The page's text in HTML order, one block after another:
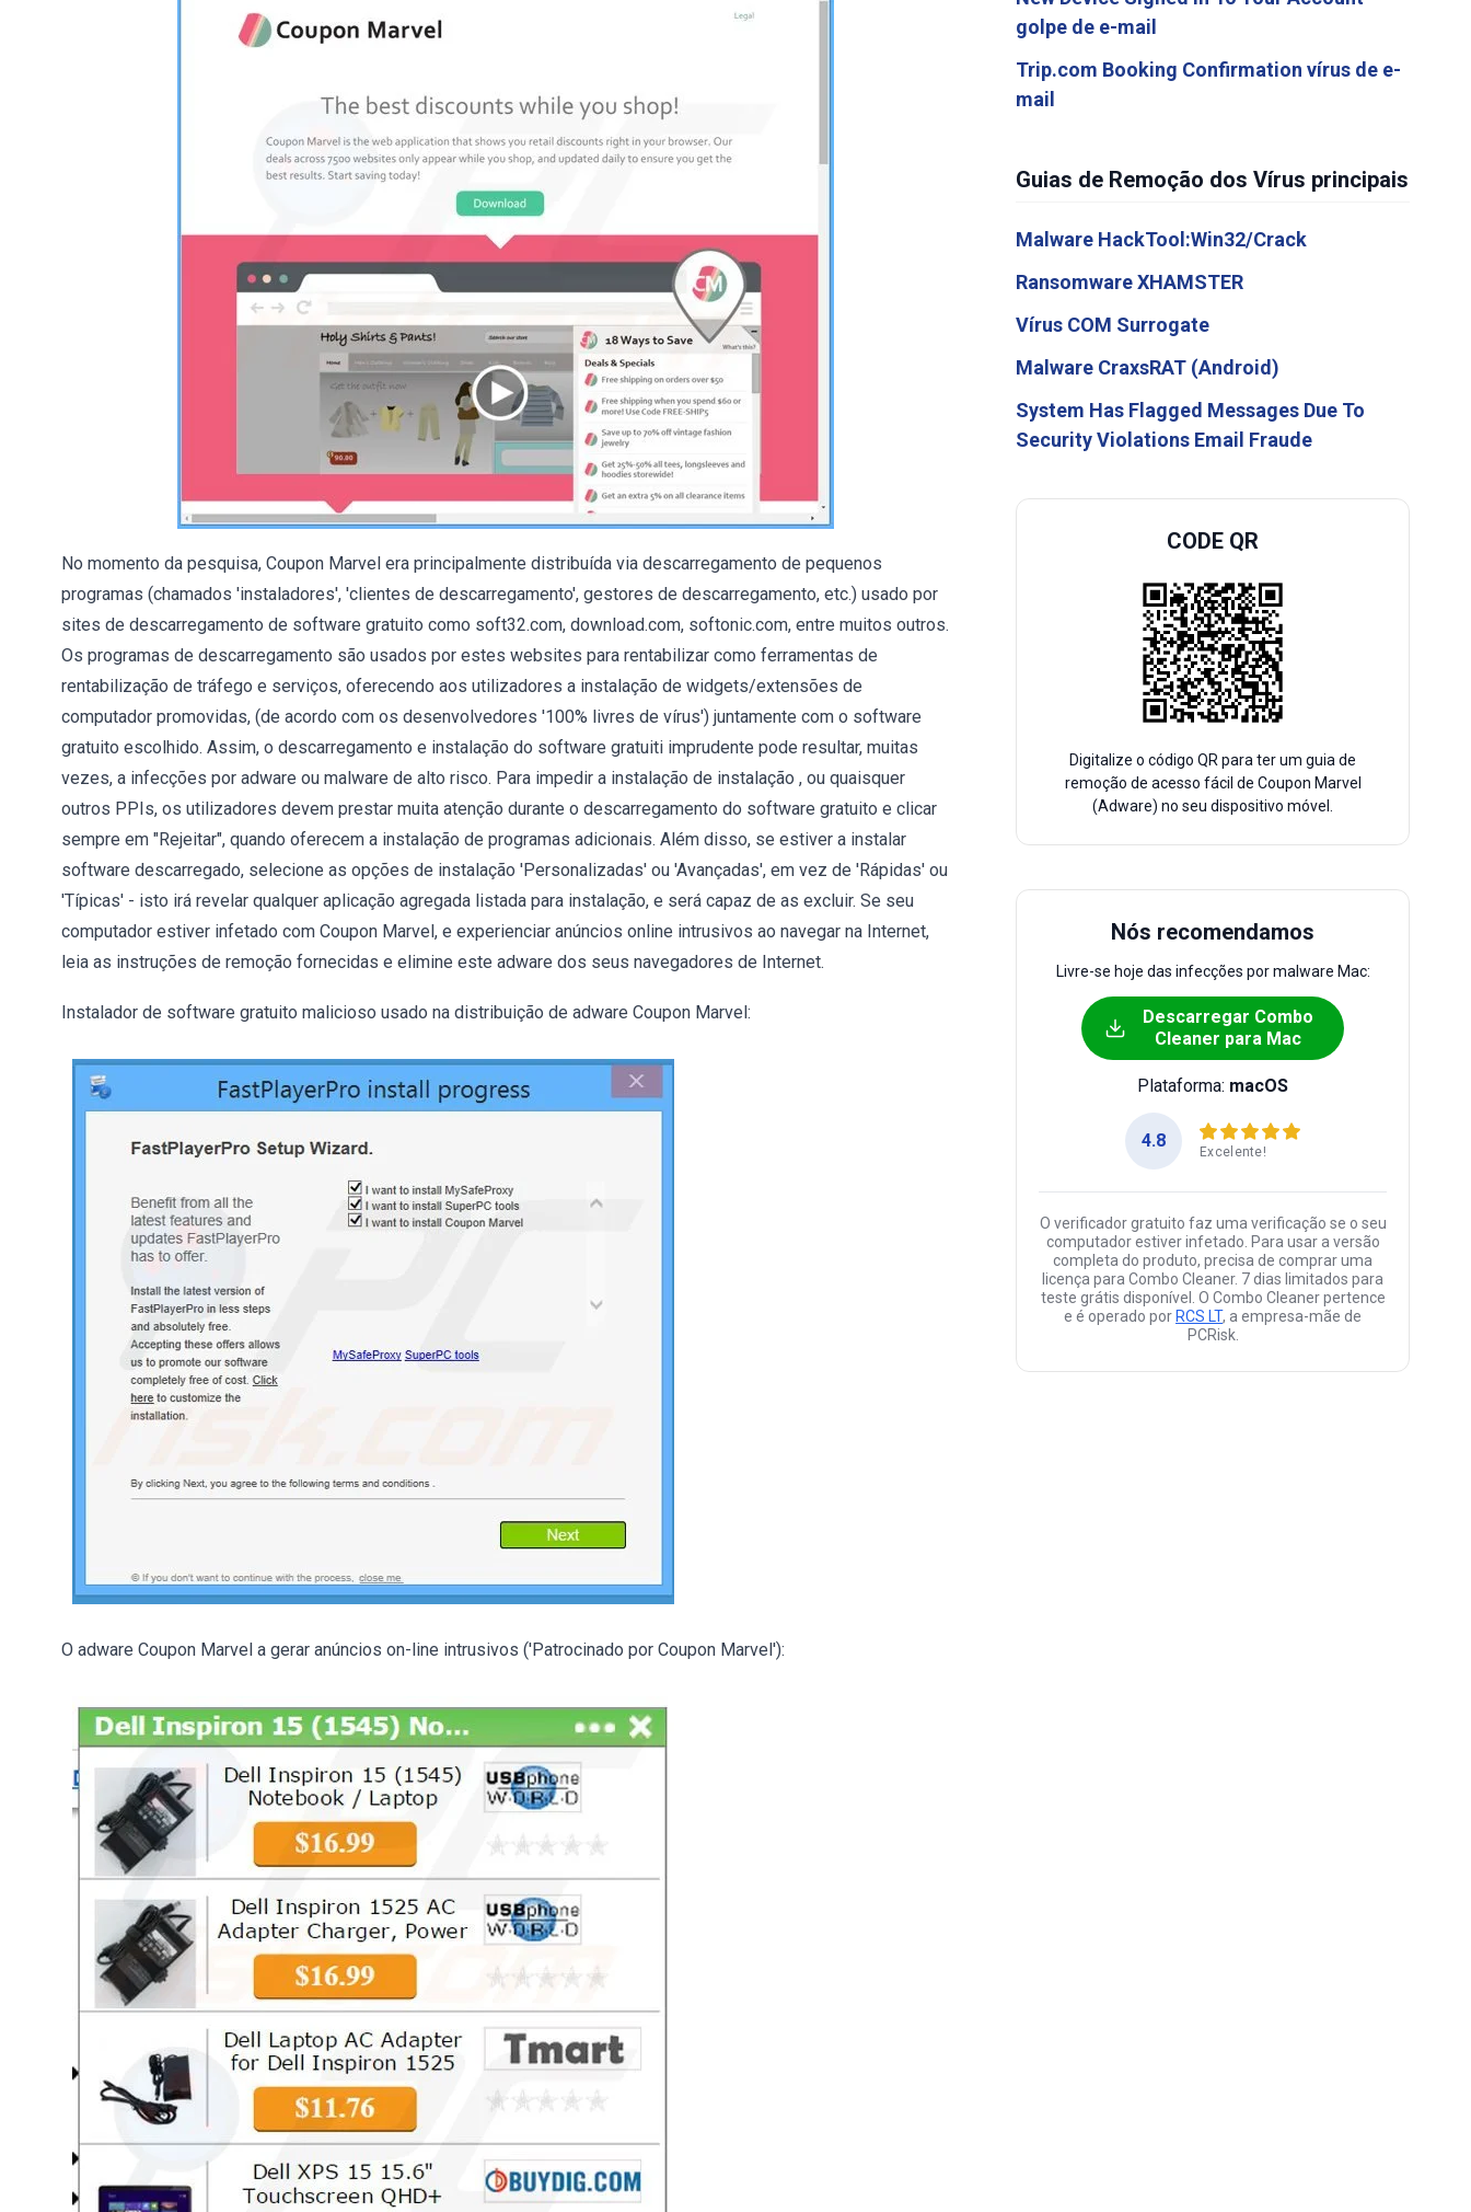
No momento da pesquisa, Coupon Marvel era principalmente distribuída via descarregamento de pequenos
programas (chamados 'instaladores', 'clientes de descarregamento', gestores de descarregamento, etc.) usado por
sites de descarregamento de software gratuito como soft32.com, download.com, softonic.com, entre muitos outros.
Os programas de descarregamento são usados por estes websites para rentabilizar como ferramentas de
rentabilização de tráfego e serviços, oferecendo aos utilizadores a instalação de widgets/extensões de
computador promovidas, (de acordo com os desenvolvedores '100% livres de vírus') juntamente com o software
gratuito escolhido. Assim, o descarregamento e instalação do software gratuiti imprudente pode resultar, muitas
vezes, a infecções por adware ou malware de alto risco. Para impedir a instalação de instalação , ou quaisquer
outros PPIs, os utilizadores devem prestar muita atenção durante o descarregamento do software gratuito e clicar
sempre em "Rejeitar", quando oferecem a instalação de programas adicionais. Além disso, se estiver a instalar
software descarregado, selecione as opções de instalação 'Personalizadas' ou 'Avançadas', em vez de 'Rápidas' ou
'Típicas' - isto irá revelar qualquer aplicação agregada listada para instalação, e será capaz de as excluir. Se seu
computador estiver infetado com Coupon Marvel, e experienciar anúncios online intrusivos ao navegar na Internet,
leia as instruções de remoção fornecidas e elimine este adware dos seus navegadores de Internet.
Instalador de software gratuito malicioso usado na distribuição de adware Coupon Marvel:
O adware Coupon Marvel a gerar anúncios on-line intrusivos ('Patrocinado por Coupon Marvel'):
golpe de e-mail
Trip.com Booking Confirmation vírus de e-
mail
Guias de Remoção dos Vírus principais
Malware HackTool:Win32/Crack
Ransomware XHAMSTER
Vírus COM Surrogate
Malware CraxsRAT (Android)
System Has Flagged Messages Due To
Security Violations Email Fraude
CODE QR
Digitalize o código QR para ter um guia de
remoção de acesso fácil de Coupon Marvel
(Adware) no seu dispositivo móvel.
Nós recomendamos
Livre-se hoje das infecções por malware Mac:
Descarregar Combo
Cleaner para Mac
Plataforma: macOS
4.8
Excelente!
O verificador gratuito faz uma verificação se o seu
computador estiver infetado. Para usar a versão
completa do produto, precisa de comprar uma
licença para Combo Cleaner. 7 dias limitados para
teste grátis disponível. O Combo Cleaner pertence
e é operado por RCS LT, a empresa-mãe de
PCRisk.